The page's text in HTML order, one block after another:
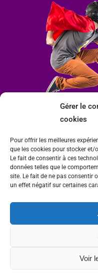
Gérer le
cookies
Pour offrir les meilleures
que les cookies pour stocker
Le fait de consentir à ces
données telles que le
site. Le fait de ne pas consentir
un effet négatif sur certaines
Voir
Mairie de Condrieu |
Thierry Caizes Freelance|